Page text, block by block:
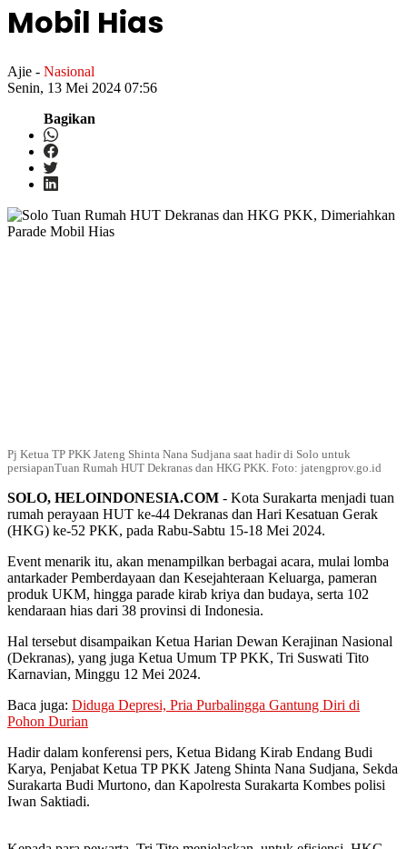
Mobil Hias
Ajie - Nasional
Senin, 13 Mei 2024 07:56
Bagikan
Pj Ketua TP PKK Jateng Shinta Nana Sudjana saat hadir di Solo untuk
persiapanTuan Rumah HUT Dekranas dan HKG PKK. Foto: jatengprov.go.id
SOLO, HELOINDONESIA.COM - Kota Surakarta menjadi tuan
rumah perayaan HUT ke-44 Dekranas dan Hari Kesatuan Gerak
(HKG) ke-52 PKK, pada Rabu-Sabtu 15-18 Mei 2024.
Event menarik itu, akan menampilkan berbagai acara, mulai lomba
antarkader Pemberdayaan dan Kesejahteraan Keluarga, pameran
produk UKM, hingga parade kirab kriya dan budaya, serta 102
kendaraan hias dari 38 provinsi di Indonesia.
Hal tersebut disampaikan Ketua Harian Dewan Kerajinan Nasional
(Dekranas), yang juga Ketua Umum TP PKK, Tri Suswati Tito
Karnavian, Minggu 12 Mei 2024.
Baca juga: Diduga Depresi, Pria Purbalingga Gantung Diri di
Pohon Durian
Hadir dalam konferensi pers, Ketua Bidang Kirab Endang Budi
Karya, Penjabat Ketua TP PKK Jateng Shinta Nana Sudjana, Sekda
Surakarta Budi Murtono, dan Kapolresta Surakarta Kombes polisi
Iwan Saktiadi.